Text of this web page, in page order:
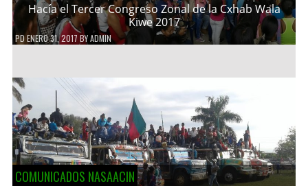
Hacía el Tercer Congreso Zonal de la Cxhab Wala
Kiwe 2017
PDENERO 31, 2017 BYADMIN
COMUNICADOS NASAACIN